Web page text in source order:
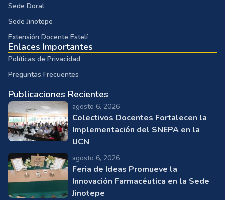
Sede Doral
Sede Jinotepe
Extensión Docente Estelí
Enlaces Importantes
Políticas de Privacidad
Preguntas Frecuentes
Publicaciones Recientes
agosto 6, 2026
Colectivos Docentes Fortalecen la
Implementación del SNEPA en la
UCN
agosto 6, 2026
Feria de Ideas Promueve la
Innovación Farmacéutica en la Sede
Jinotepe